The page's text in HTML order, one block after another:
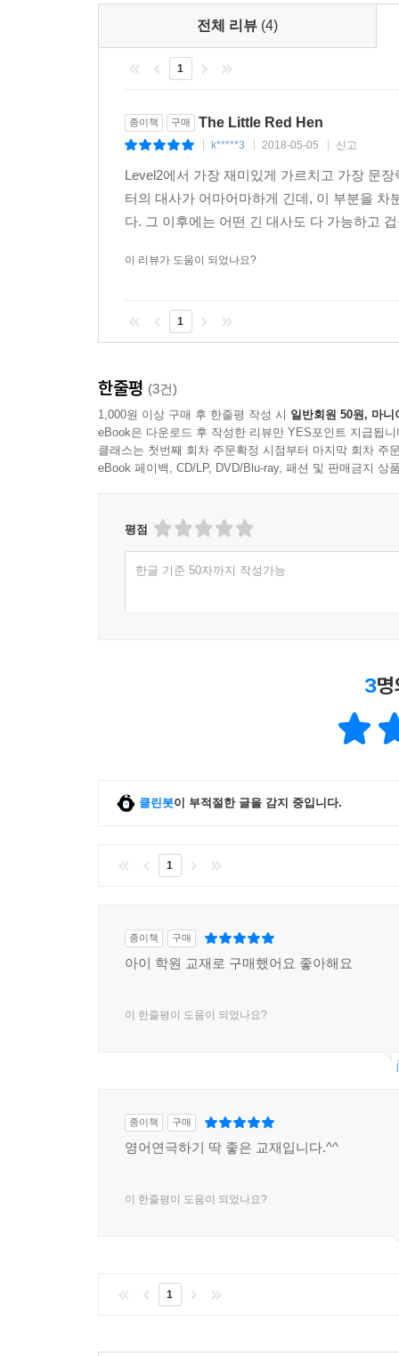
전체 리뷰 (4)
1
종이책 구매 The Little Red Hen
k*****3 2018-05-05 신고
Level2에서 가장 재미있게 가르치고 가장 문
터의 대사가 어마어마하게 긴데, 이 부분을
다. 그 이후에는 어떤 긴 대사도 다 가능하고
이 리뷰가 도움이 되었나요?
1
한줄평 (3건)
1,000원 이상 구매 후 한줄평 작성 시 일반회원 50원, 마니
eBook은 다운로드 후 작성한 리뷰만 YES포인트 지급됩니
클래스는 첫번째 회차 주문확정 시점부터 마지막 회차 주
eBook 페이백, CD/LP, DVD/Blu-ray, 패션 및 판매금지 상
평점
한글 기준 50자까지 작성가능
3
클린봇이 부적절한 글을 감지 중입니다.
1
종이책 구매
아이 학원 교재로 구매했어요 좋아해요
이 한줄평이 도움이 되었나요?
종이책 구매
영어연극하기 딱 좋은 교재입니다.^^
이 한줄평이 도움이 되었나요?
1